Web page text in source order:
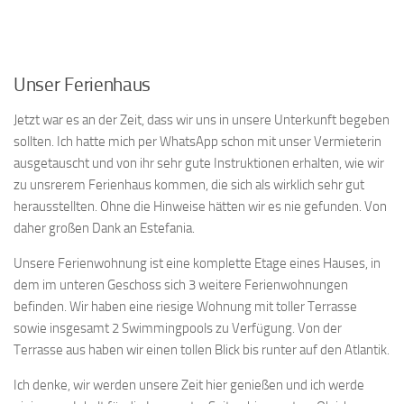
Unser Ferienhaus
Jetzt war es an der Zeit, dass wir uns in unsere Unterkunft begeben
sollten. Ich hatte mich per WhatsApp schon mit unser Vermieterin
ausgetauscht und von ihr sehr gute Instruktionen erhalten, wie wir
zu unsrerem Ferienhaus kommen, die sich als wirklich sehr gut
herausstellten. Ohne die Hinweise hätten wir es nie gefunden. Von
daher großen Dank an Estefania.
Unsere Ferienwohnung ist eine komplette Etage eines Hauses, in
dem im unteren Geschoss sich 3 weitere Ferienwohnungen
befinden. Wir haben eine riesige Wohnung mit toller Terrasse
sowie insgesamt 2 Swimmingpools zu Verfügung. Von der
Terrasse aus haben wir einen tollen Blick bis runter auf den Atlantik.
Ich denke, wir werden unsere Zeit hier genießen und ich werde